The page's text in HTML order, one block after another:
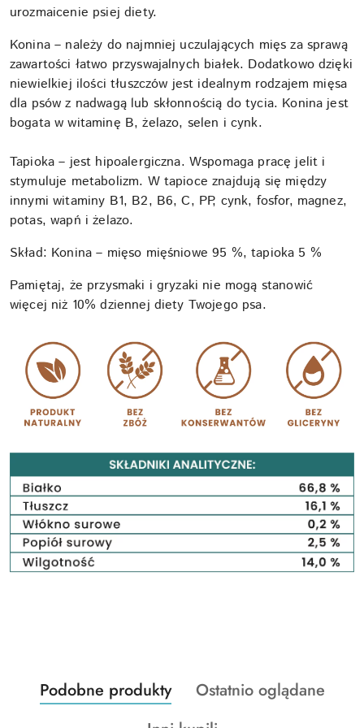
urozmaicenie psiej diety.
Konina– należy do najmniej uczulających mięs za sprawą
zawartości łatwo przyswajalnych białek. Dodatkowo dzięki
niewielkiej ilości tłuszczów jest idealnym rodzajem mięsa
dla psów z nadwagą lub skłonnością do tycia. Konina jest
bogata w witaminę B, żelazo, selen i cynk.
Tapioka – jest hipoalergiczna. Wspomaga pracę jelit i
stymuluje metabolizm. W tapioce znajdują się między
innymi witaminy B1, B2, B6, C, PP, cynk, fosfor, magnez,
potas, wapń i żelazo.
Skład: Konina – mięso mięśniowe 95 %, tapioka 5 %
Pamiętaj, że przysmaki i gryzaki nie mogą stanowić
więcej niż 10% dziennej diety Twojego psa.
Pomiń karuzelę produktów
Produkty
o
Podobne produkty
Produkty
Ostatnio oglądane